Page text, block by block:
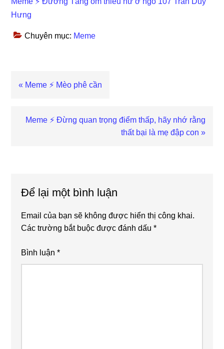
Hưng
Chuyên mục: Meme
Previous
« Meme ⚡ Mèo phê cần
Next
Meme ⚡ Đừng quan trọng điểm thấp, hãy nhớ rằng
thất bại là mẹ đập con »
Để lại một bình luận
Email của bạn sẽ không được hiển thị công khai.
Các trường bắt buộc được đánh dấu*
Bình luận*